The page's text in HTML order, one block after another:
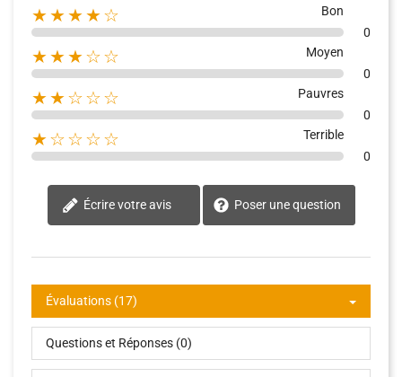
★★★★☆
Bon
0
★★★☆☆
Moyen
0
★★☆☆☆
Pauvres
0
★☆☆☆☆
Terrible
0
Écrire votre avis Poser une question
Évaluations (17)
Questions et Réponses (0)